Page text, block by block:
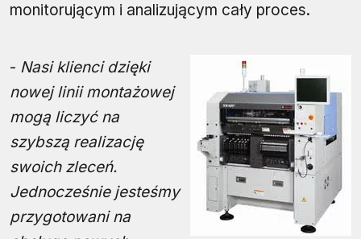
monitorującym i analizującym cały proces.
- Nasi klienci dzięki
nowej linii montażowej
mogą liczyć na
szybszą realizację
swoich zleceń.
Jednocześnie jesteśmy
przygotowani na